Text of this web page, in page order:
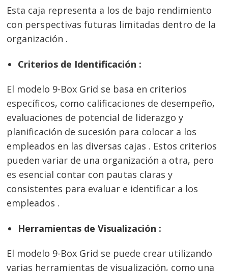
Esta caja representa a los de bajo rendimiento
con perspectivas futuras limitadas dentro de la
organización .
Criterios de Identificación :
El modelo 9-Box Grid se basa en criterios
específicos, como calificaciones de desempeño,
evaluaciones de potencial de liderazgo y
planificación de sucesión para colocar a los
empleados en las diversas cajas . Estos criterios
pueden variar de una organización a otra, pero
es esencial contar con pautas claras y
consistentes para evaluar e identificar a los
empleados .
Herramientas de Visualización :
El modelo 9-Box Grid se puede crear utilizando
varias herramientas de visualización, como una